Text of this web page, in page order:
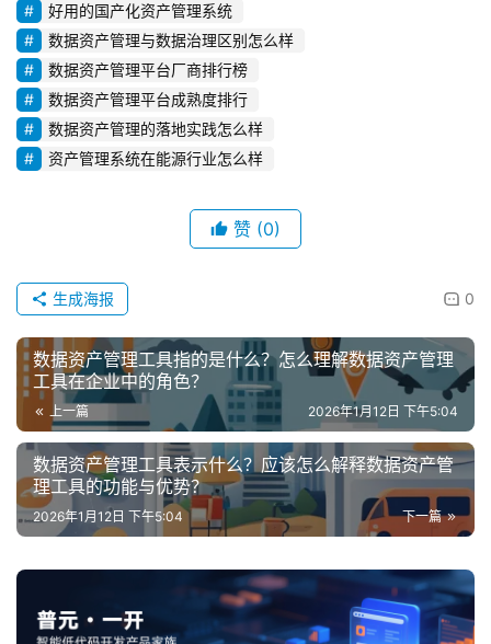
好用的国产化资产管理系统
数据资产管理与数据治理区别怎么样
数据资产管理平台厂商排行榜
数据资产管理平台成熟度排行
数据资产管理的落地实践怎么样
资产管理系统在能源行业怎么样
赞 (0)
0
生成海报
数据资产管理工具指的是什么？怎么理解数据资产管理
工具在企业中的角色？
上一篇 2026年1月12日 下午5:04
数据资产管理工具表示什么？应该怎么解释数据资产管
理工具的功能与优势？
下一篇
2026年1月12日 下午5:04